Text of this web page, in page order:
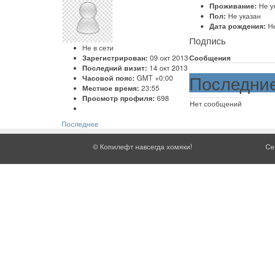
Не в сети
Зарегистрирован: 09 окт 2013
Последний визит: 14 окт 2013
Часовой пояс: GMT +0:00
Местное время: 23:55
Просмотр профиля: 698
Проживание: Не
Пол: Не указан
Дата рождения:
Подпись
Сообщения
Нет сообщений
Последнее
© Копилефт навсегда хомяки!